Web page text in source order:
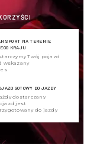
NA TERENIE
KRAJU
Twój pojazd
wskazany
GOTOWY DO JAZDY
dostarczany
jest
do jazdy